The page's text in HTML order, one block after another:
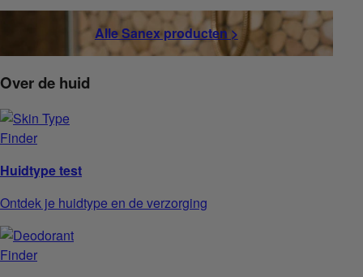
Alle Sanex producten >
Over de huid
Huidtype test
Ontdek je huidtype en de verzorging